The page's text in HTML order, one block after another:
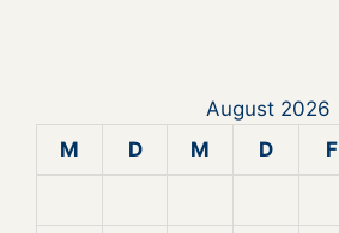
August 2026
M
D M D F